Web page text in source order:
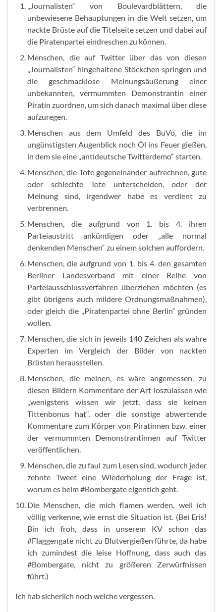
„Journalisten“ von Boulevardblättern, die
unbewiesene Behauptungen in die Welt setzen, um
nackte Brüste auf die Titelseite setzen und dabei auf
die Piratenpartei eindreschen zu können.
Menschen, die auf Twitter über das von diesen
„Journalisten“ hingehaltene Stöckchen springen und
die geschmacklose Meinungsäußerung einer
unbekannten, vermummten Demonstrantin einer
Piratin zuordnen, um sich danach maximal über diese
aufzuregen.
Menschen aus dem Umfeld des BuVo, die im
ungünstigsten Augenblick noch Öl ins Feuer gießen,
in dem sie eine „antideutsche Twitterdemo“ starten.
Menschen, die Tote gegeneinander aufrechnen, gute
oder schlechte Tote unterscheiden, oder der
Meinung sind, irgendwer habe es verdient zu
verbrennen.
Menschen, die aufgrund von 1. bis 4. ihren
Parteiaustritt ankündigen oder „alle normal
denkenden Menschen“ zu einem solchen auffordern.
Menschen, die aufgrund von 1. bis 4. den gesamten
Berliner Landesverband mit einer Reihe von
Parteiausschlussverfahren überziehen möchten (es
gibt übrigens auch mildere Ordnungsmaßnahmen),
oder gleich die „Piratenpartei ohne Berlin“ gründen
wollen.
Menschen, die sich in jeweils 140 Zeichen als wahre
Experten im Vergleich der Bilder von nackten
Brüsten herausstellen.
Menschen, die meinen, es wäre angemessen, zu
diesen Bildern Kommentare der Art loszulassen wie
„wenigstens wissen wir jetzt, dass sie keinen
Tittenbonus hat“, oder die sonstige abwertende
Kommentare zum Körper von Piratinnen bzw. einer
der vermummten Demonstrantinnen auf Twitter
veröffentlichen.
Menschen, die zu faul zum Lesen sind, wodurch jeder
zehnte Tweet eine Wiederholung der Frage ist,
worum es beim #Bombergate eigentich geht.
Die Menschen, die mich flamen werden, weil ich
völlig verkenne, wie ernst die Situation ist. (Bei Eris!
Bin ich froh, dass in unserem KV schon das
#Flaggengate nicht zu Blutvergießen führte, da habe
ich zumindest die leise Hoffnung, dass auch das
#Bombergate, nicht zu größeren Zerwürfnissen
führt.)
Ich hab sicherlich noch welche vergessen.